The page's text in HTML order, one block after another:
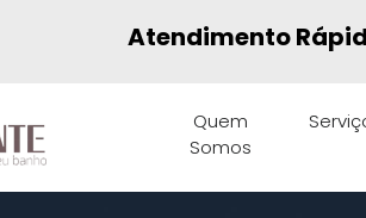
Atendimento
Quem
Somos